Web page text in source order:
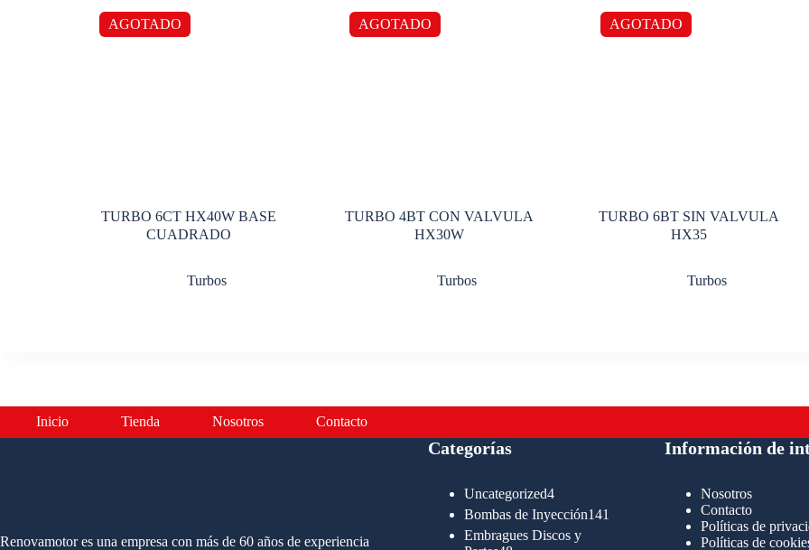
AGOTADO
TURBO 6CT HX40W BASE
CUADRADO
Turbos
AGOTADO
TURBO 4BT CON VALVULA
HX30W
Turbos
AGOTADO
TURBO 6BT SIN VALVULA
HX35
Turbos
Inicio Tienda Nosotros Contacto
Renovamotor es una empresa con más de 60 años de experiencia
Categorías
Uncategorized44
productos
Bombas de Inyección141
Embragues Discos y
Información de
Nosotros
Contacto
Políticas de
Políticas de